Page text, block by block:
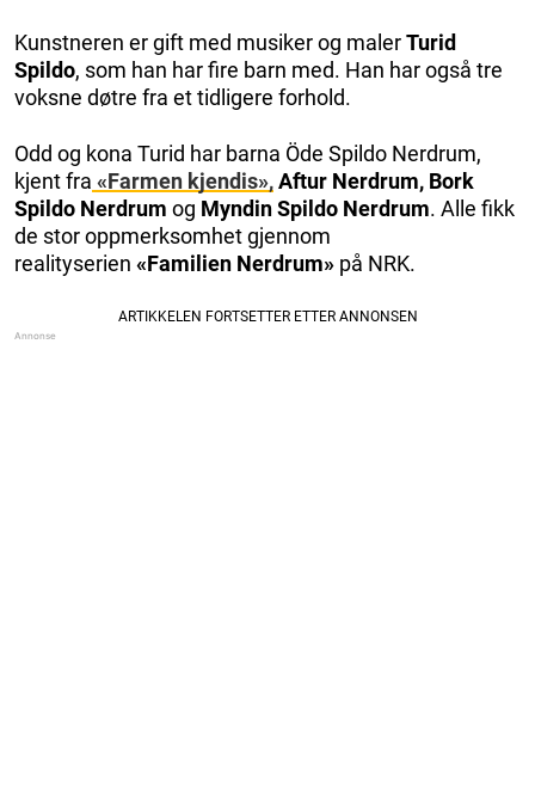
Kunstneren er gift med musiker og malerTurid
Spildo, som han har fire barn med. Han har også tre
voksne døtre fra et tidligere forhold.
Odd og kona Turid har barna Öde Spildo Nerdrum,
kjent fra «Farmen kjendis»,Aftur Nerdrum, Bork
Spildo Nerdrum og Myndin Spildo Nerdrum. Alle fikk
de stor oppmerksomhet gjennom
realityserien «Familien Nerdrum» på NRK.